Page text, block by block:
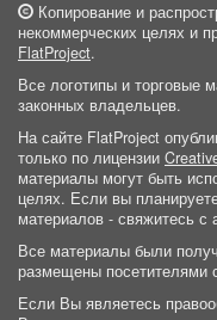
Копирование и
некоммерческих целях и
FlatProject.
Все логотипы и торговые
законных владельцев.
На сайте FlatProject
только по лицензии
материалы могут быть
целях. Если вы
материалов - свяжитесь с
Все материалы были
размещены посетителями
Если Вы являетесь